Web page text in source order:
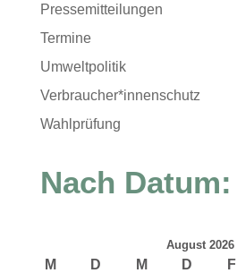
Pressemitteilungen
Termine
Umweltpolitik
Verbraucher*innenschutz
Wahlprüfung
Nach Datum:
August 2026
M D M D F